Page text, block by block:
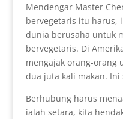
Mendengar Master
bervegetaris itu harus,
dunia berusaha untuk
bervegetaris. Di
mengajak orang-orang
dua juta kali makan.
Berhubung harus
ialah setara, kita